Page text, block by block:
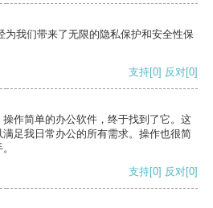
为我们带来了无限的隐私保护和安全性保
支持[0] 反对[0]
作简单的办公软件，终于找到了它。这
足我日常办公的所有需求。操作也很简
支持[0] 反对[0]